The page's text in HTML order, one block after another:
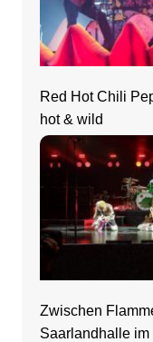
Red Hot Chili
hot & wild
Zwischen
Saarlandhalle